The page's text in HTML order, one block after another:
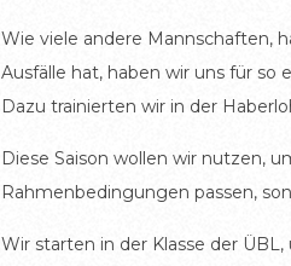
Wie viele andere Mannschaften,
Ausfälle hat, haben wir uns für
Dazu trainierten wir in der
Diese Saison wollen wir nutzen,
Rahmenbedingungen passen,
Wir starten in der Klasse der